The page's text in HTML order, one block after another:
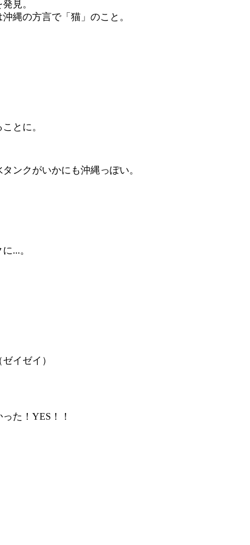
見。
縄の方言で「猫」のこと。
とに。
ンクがいかにも沖縄っぽい。
...。
イゼイ）
た！YES！！